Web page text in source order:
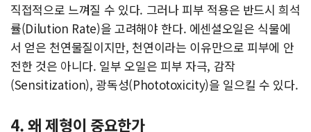
직접적으로 느껴질 수 있다. 그러나 피부 적용은 반드시 희석
률(Dilution Rate)을 고려해야 한다. 에센셜오일은 식물에
서 얻은 천연물질이지만, 천연이라는 이유만으로 피부에 안
전한 것은 아니다. 일부 오일은 피부 자극, 감작
(Sensitization), 광독성(Phototoxicity)을 일으킬 수 있다.
4. 왜 제형이 중요한가